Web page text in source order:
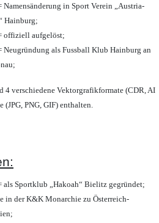
Namensänderung in Sport Verein „Austria-
Hainburg;
offiziell aufgelöst;
Neugründung als Fussball Klub Hainburg an
4 verschiedene Vektorgrafikformate (CDR, AI
PNG, GIF) enthalten.
als Sportklub „Hakoah“ Bielitz gegründet;
in der K&K Monarchie zu Österreich-